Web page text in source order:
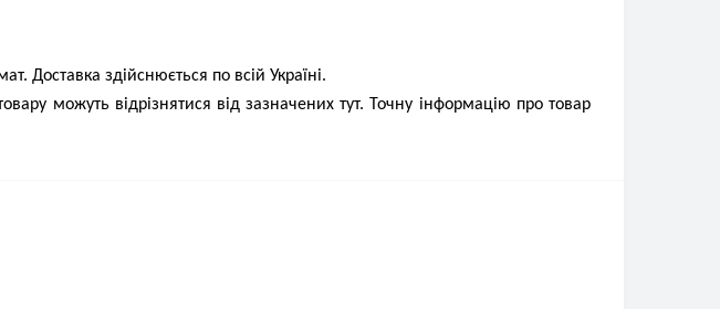
Доставка здійснюється по всій Україні.
можуть відрізнятися від зазначених тут. Точну інформацію про товар